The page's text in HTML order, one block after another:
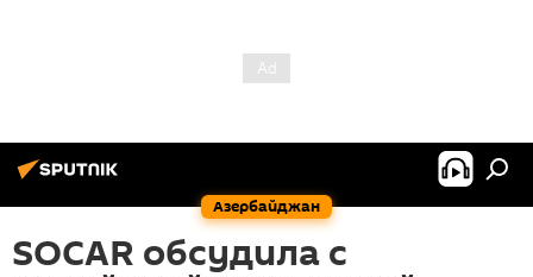
Азербайджан
SOCAR обсудила с